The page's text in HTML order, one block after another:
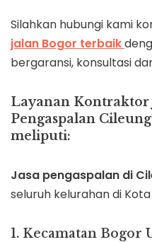
Silahkan hubungi kami
jalan Bogor terbaik
bergaransi, konsultasi
Layanan Kontraktor
Pengaspalan
meliputi:
Jasa pengaspalan di
seluruh kelurahan di
1. Kecamatan Bogor